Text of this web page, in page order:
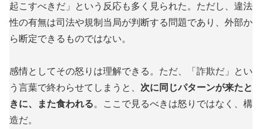
起こすべきだ」という反応も多く見られた。ただし、違法
性の有無は司法や規制当局が判断する問題であり、外部か
ら断定できるものではない。
感情としてその怒りは理解できる。ただ、「詐欺だ」とい
う言葉で終わらせてしまうと、 次に同じパターンが来たと
きに、また食われる。ここで見るべきは怒りではなく、構
造だ。